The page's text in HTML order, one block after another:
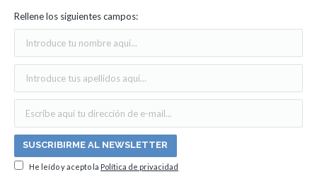
Rellene los siguientes campos:
He leído y acepto la Política de privacidad